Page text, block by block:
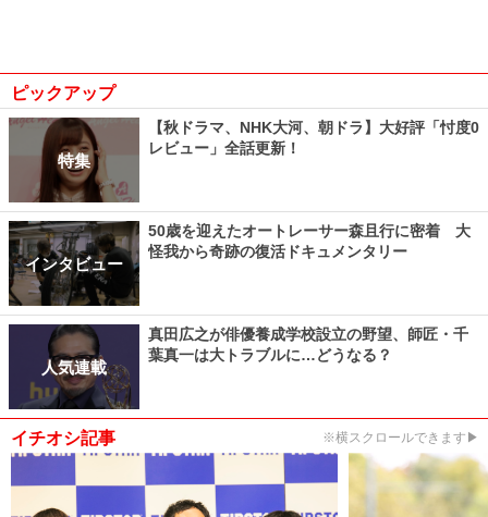
ピックアップ
特集
【秋ドラマ、NHK大河、朝ドラ】大好評「忖度0
レビュー」全話更新！
インタビュー
50歳を迎えたオートレーサー森且行に密着 大
怪我から奇跡の復活ドキュメンタリー
人気連載
真田広之が俳優養成学校設立の野望、師匠・千
葉真一は大トラブルに…どうなる？
イチオシ記事 ※横スクロールできます▶